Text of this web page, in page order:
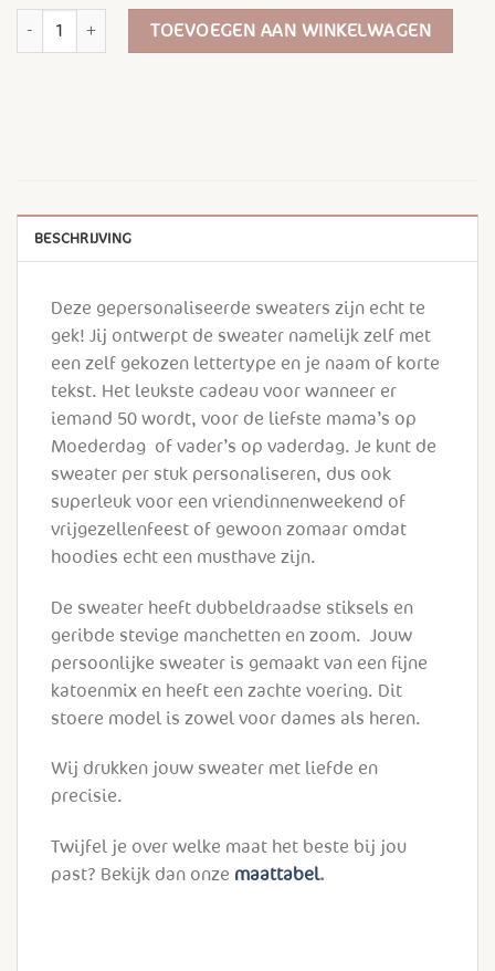
Sweater met naam - volwassen - bedrukken - diverse kleuren
TOEVOEGEN AAN WINKELWAGEN
BESCHRIJVING
Deze gepersonaliseerde sweaters zijn echt te
gek! Jij ontwerpt de sweater namelijk zelf met
een zelf gekozen lettertype en je naam of korte
tekst. Het leukste cadeau voor wanneer er
iemand 50 wordt, voor de liefste mama’s op
Moederdag of vader’s op vaderdag. Je kunt de
sweater per stuk personaliseren, dus ook
superleuk voor een vriendinnenweekend of
vrijgezellenfeest of gewoon zomaar omdat
hoodies echt een musthave zijn.
De sweater heeft dubbeldraadse stiksels en
geribde stevige manchetten en zoom. Jouw
persoonlijke sweater is gemaakt van een fijne
katoenmix en heeft een zachte voering. Dit
stoere model is zowel voor dames als heren.
Wij drukken jouw sweater met liefde en
precisie.
Twijfel je over welke maat het beste bij jou
past? Bekijk dan onze maattabel.